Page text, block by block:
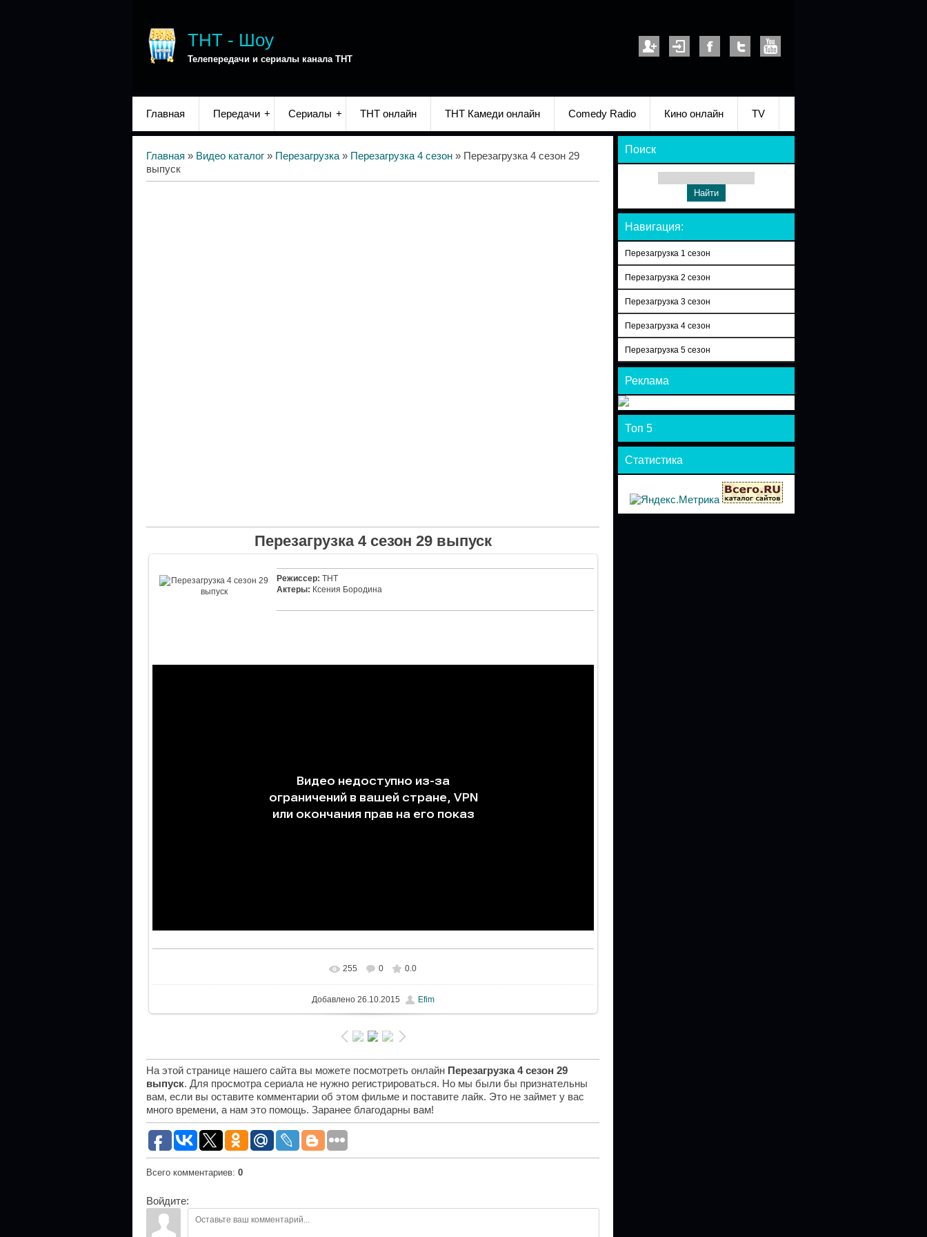
ТНТ - Шоу
Телепередачи и сериалы канала ТНТ
Главная Передачи Сериалы ТНТ онлайн ТНТ Камеди онлайн Comedy Radio Кино онлайн TV
Главная » Видео каталог » Перезагрузка » Перезагрузка 4 сезон » Перезагрузка 4 сезон 29
выпуск
Перезагрузка 4 сезон 29 выпуск
Режиссер: ТНТ
Актеры: Ксения Бородина
255 0 0.0
Добавлено26.10.2015 Efim
На этой странице нашего сайта вы можете посмотреть онлайн Перезагрузка 4 сезон 29
выпуск. Для просмотра сериала не нужно регистрироваться. Но мы были бы признательны
вам, если вы оставите комментарии об этом фильме и поставите лайк. Это не займет у вас
много времени, а нам это помощь. Заранее благодарны вам!
Всего комментариев: 0
Войдите:
Поиск
Навигация:
Перезагрузка 1 сезон
Перезагрузка 2 сезон
Перезагрузка 3 сезон
Перезагрузка 4 сезон
Перезагрузка 5 сезон
Реклама
Топ 5
Статистика